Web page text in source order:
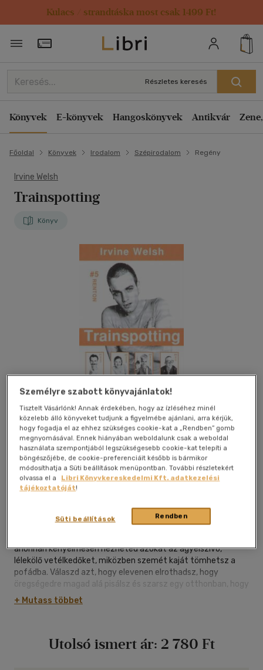
Kulacs / strandtáska most csak 1499 Ft!
Törzsvásárlói Kártya adatai
Részletes keresés
Könyvek E-könyvek Hangoskönyvek Antikvár
Főoldal Könyvek Irodalom Szépirodalom Regény
Irvine Welsh
Trainspotting
Könyv
Kívánságlistához adom Megosztom
Konkrét Könyvek Kft
"Válassz minket! Válaszd az életet! Válaszd a jelzáloghitelt;
ahonnan kényelmesen nézheted azokat az agyelszívó,
lélekölő vetélkedőket, miközben szemét kaját tömhetsz a
pofádba. Válaszd azt, hogy elevenen elrothadsz, hogy
öregségedre magad alá pisálsz és szarsz egy otthonban, hogy
csak egy kurva nagy szégyellnivaló terhet jelentesz azoknak
az önző, elbaszott kölyköknek, akiket a világra hoztál. Válaszd
+ Mutass többet
Utolsó ismert ár: 2 780 Ft
Személyre szabott könyvajánlatok!
Tisztelt Vásárlónk! Annak érdekében, hogy az ízléséhez minél
közelebb álló könyveket tudjunk a figyelmébe ajánlani, arra kérjük,
hogy fogadja el az ehhez szükséges cookie-kat a „Rendben” gomb
megnyomásával. Ennek hiányában weboldalunk csak a weboldal
használata szempontjából legszükségesebb cookie-kat telepíti a
böngészőjébe, de cookie-preferenciáit később is bármikor
módosíthatja a Süti beállítások menüpontban. További részletekért
olvassa el a
Libri Könyvkereskedelmi Kft. adatkezelési
tájékoztatóját!
Rendben
Süti beállítások